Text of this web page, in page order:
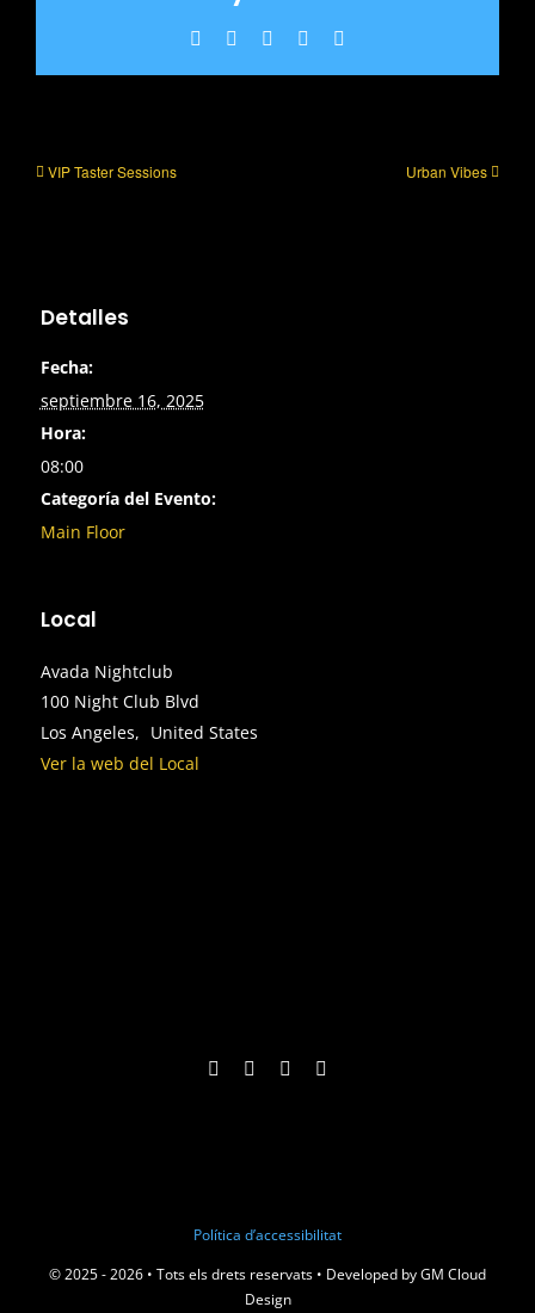
Facebook WhatsApp
Pinterest
VIP Taster Sessions Urban Vibes
Detalles
Fecha:
septiembre 16, 2025
Hora:
08:00
Categoría del Evento:
Main Floor
Local
Avada Nightclub
100 Night Club Blvd
Los Angeles, United States
Ver la web del Local
Política d’accessibilitat
© 2025 - 2026 • Tots els drets reservats • Developed byGM Cloud
Design